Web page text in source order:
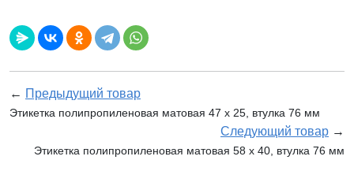
← Предыдущий товар
Этикетка полипропиленовая матовая 47 x 25, втулка 76 мм
Следующий товар →
Этикетка полипропиленовая матовая 58 x 40, втулка 76 мм